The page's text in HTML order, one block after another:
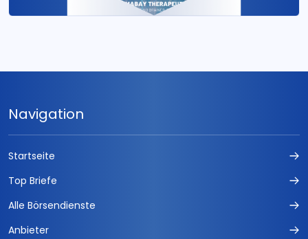
Navigation
Startseite
Top Briefe
Alle Börsendienste
Anbieter